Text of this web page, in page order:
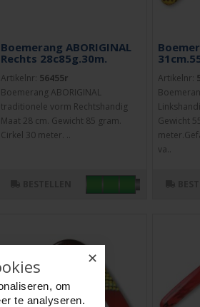
Boemerang ABORIGINAL
Rechts 28c85g.30m.
Artikelnr: 56455r
Boemerang ABORIGINAL
traditionele vorm Rechtshandig
Maat 28 cm. Gewicht 85 gram.
Cirkel 30 meter. ..
Artikelnr:
Gewicht
va..
✕
om
te analyseren.